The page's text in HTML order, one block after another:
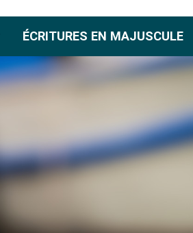
ÉCRITURES EN MAJUSCULE